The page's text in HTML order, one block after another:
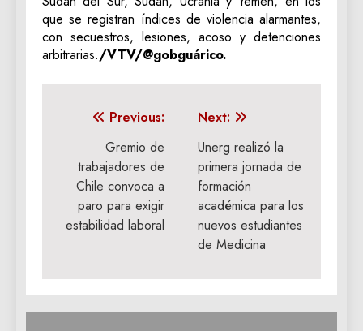
que se registran índices de violencia alarmantes,
con secuestros, lesiones, acoso y detenciones
arbitrarias./VTV/@gobguárico.
Navegación
entradas
Previous:
Gremio de
trabajadores de
Chile convoca a
paro para exigir
estabilidad laboral
Next:
Unerg realizó la
primera jornada de
formación
académica para los
nuevos estudiantes
de Medicina